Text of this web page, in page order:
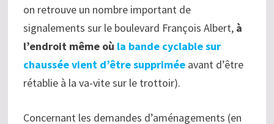
on retrouve un nombre important de
signalements sur le boulevard François Albert, à
l’endroit même où la bande cyclable sur
chaussée vient d’être supprimée avant d’être
rétablie à la va-vite sur le trottoir).
Concernant les demandes d’aménagements (en